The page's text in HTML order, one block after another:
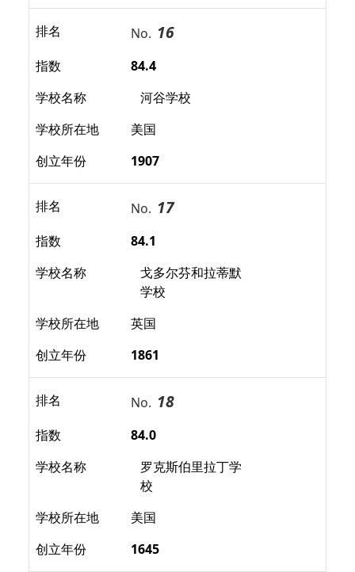
排名 No. 16
指数
84.4
学校名称
河谷学校
学校所在地
美国
创立年份
1907
排名 No. 17
指数
84.1
学校名称
戈多尔芬和拉蒂默
学校
学校所在地
英国
创立年份
1861
排名 No. 18
指数
84.0
学校名称
罗克斯伯里拉丁学
校
学校所在地
美国
创立年份
1645